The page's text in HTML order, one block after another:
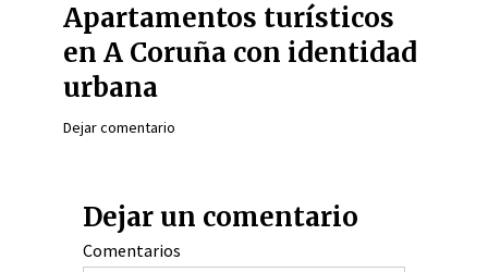
Apartamentos turísticos
en A Coruña con identidad
urbana
Dejar comentario
Dejar un comentario
Comentarios